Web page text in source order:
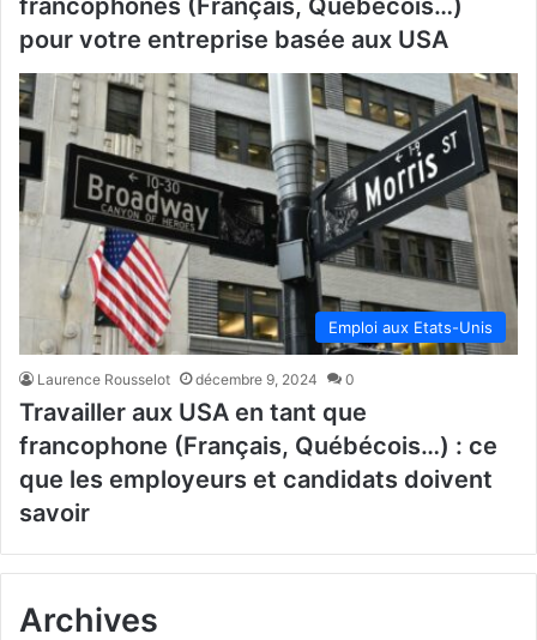
francophones (Français, Québécois…)
pour votre entreprise basée aux USA
Emploi aux Etats-Unis
Laurence Rousselot décembre 9, 2024 0
Travailler aux USA en tant que
francophone (Français, Québécois…) : ce
que les employeurs et candidats doivent
savoir
Archives